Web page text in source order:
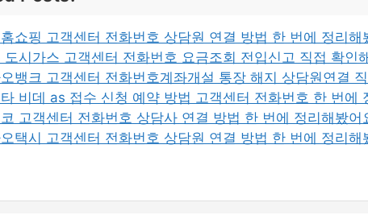
쇼핑 고객센터 전화번호 상담원 연결 방법 한 번에 정리해
도시가스 고객센터 전화번호 요금조회 전입신고 직접 확인
뱅크 고객센터 전화번호계좌개설 통장 해지 상담원연결
타 비데 as 접수 신청 예약 방법 고객센터 전화번호 한 번에
고객센터 전화번호 상담사 연결 방법 한 번에 정리해봤어
택시 고객센터 전화번호 상담원 연결 방법 한 번에 정리해